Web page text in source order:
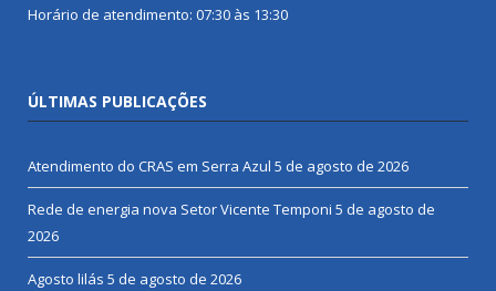
Horário de atendimento: 07:30 às 13:30
ÚLTIMAS PUBLICAÇÕES
Atendimento do CRAS em Serra Azul 5 de agosto de 2026
Rede de energia nova Setor Vicente Temponi 5 de agosto de
2026
Agosto lilás 5 de agosto de 2026